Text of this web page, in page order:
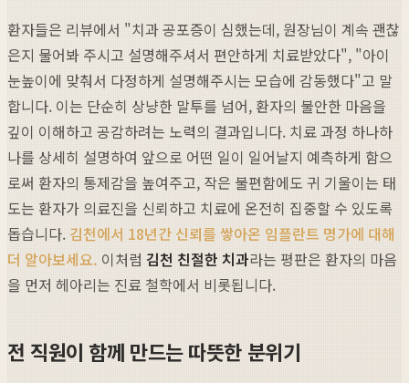
환자들은 리뷰에서 "치과 공포증이 심했는데, 원장님이 계속 괜찮
은지 물어봐 주시고 설명해주셔서 편안하게 치료받았다", "아이
눈높이에 맞춰서 다정하게 설명해주시는 모습에 감동했다"고 말
합니다. 이는 단순히 상냥한 말투를 넘어, 환자의 불안한 마음을
깊이 이해하고 공감하려는 노력의 결과입니다. 치료 과정 하나하
나를 상세히 설명하여 앞으로 어떤 일이 일어날지 예측하게 함으
로써 환자의 통제감을 높여주고, 작은 불편함에도 귀 기울이는 태
도는 환자가 의료진을 신뢰하고 치료에 온전히 집중할 수 있도록
돕습니다. 김천에서 18년간 신뢰를 쌓아온 임플란트 명가에 대해
더 알아보세요. 이처럼 김천 친절한 치과라는 평판은 환자의 마음
을 먼저 헤아리는 진료 철학에서 비롯됩니다.
전 직원이 함께 만드는 따뜻한 분위기